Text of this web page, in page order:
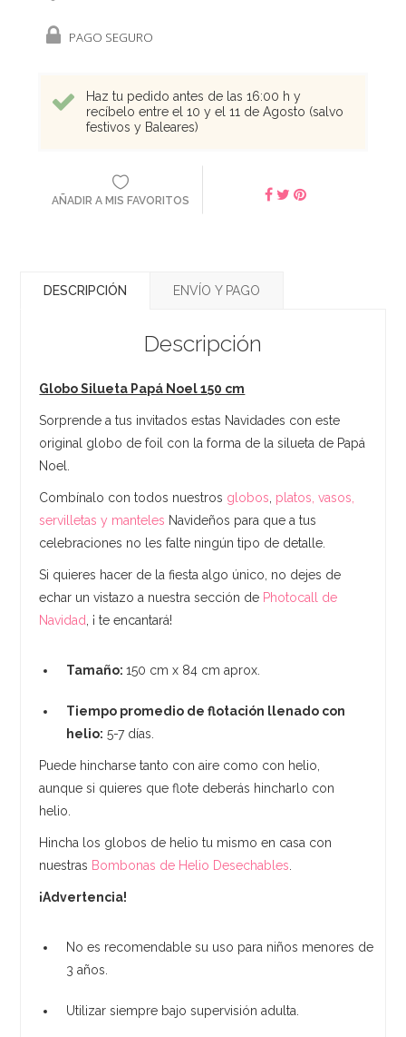
PAGO SEGURO
Haz tu pedido antes de las 16:00 h y
recíbelo entre el 10 y el 11 de Agosto (salvo
festivos y Baleares)
AÑADIR A MIS FAVORITOS
DESCRIPCIÓN ENVÍO Y PAGO
Descripción
Globo Silueta Papá Noel 150 cm
Sorprende a tus invitados estas Navidades con este
original globo de foil con la forma de la silueta de Papá
Noel.
Combínalo con todos nuestros globos platos, vasos,
servilletas y manteles Navideños para que a tus
celebraciones no les falte ningún tipo de detalle.
Si quieres hacer de la fiesta algo único, no dejes de
echar un vistazo a nuestra sección de Photocall de
Navidad
, ¡ te encantará!
Tamaño:150 cm x 84 cm aprox.
Tiempo promedio de flotación llenado con
helio: 5-7 días.
Puede hincharse tanto con aire como con helio,
aunque si quieres que flote deberás hincharlo con
helio.
Hincha los globos de helio tu mismo en casa con
nuestras Bombonas de Helio Desechables
¡Advertencia!
No es recomendable su uso para niños menores de
3 años.
Utilizar siempre bajo supervisión adulta.